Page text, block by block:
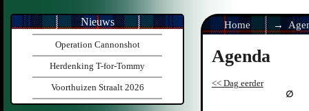
Home
Agenda
<< Dag eerder
Nieuws
Operation Cannonshot
Herdenking T-for-Tommy
Voorthuizen Straalt 2026